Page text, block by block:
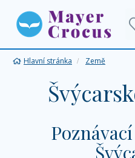
Hlavní stránka Země